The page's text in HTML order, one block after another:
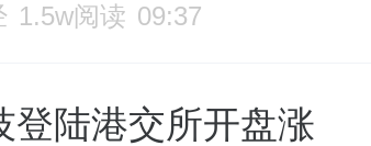
1.5w阅读 09:37
登陆港交所开盘涨